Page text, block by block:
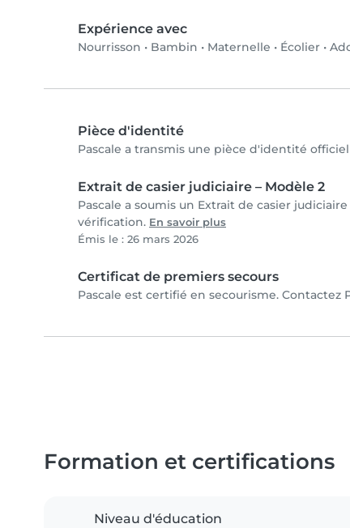
Expérience avec
Nourrisson • Bambin • Maternelle • Écolier •
Pièce d'identité
Pascale a transmis une pièce d'identité
Extrait de casier judiciaire – Modèle 2
Pascale a soumis un Extrait de casier
vérification. En savoir plus
Émis le : 26 mars 2026
Certificat de premiers secours
Pascale est certifié en secourisme.
Formation et certifications
Niveau d'éducation